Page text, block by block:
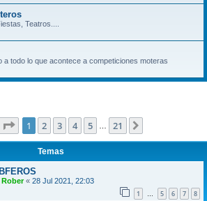
Teatros....
a todo lo que acontece a competiciones moteras
Página de 21
1 2 3 4 5 21
Temas
Rober« 28 Jul 2021, 22:03
1 … 5 6 7 8